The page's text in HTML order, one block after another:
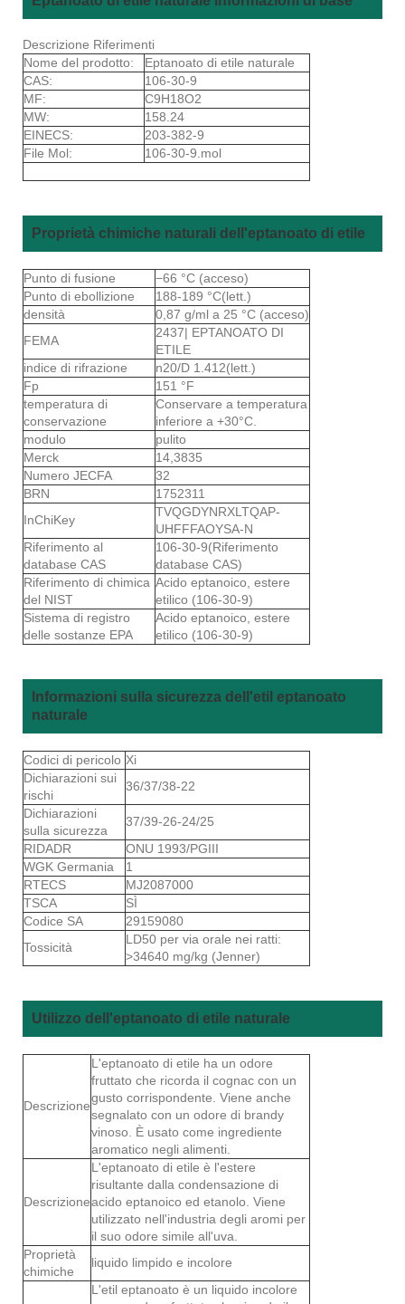
Descrizione Riferimenti
Nome del prodotto:
Eptanoato di etile naturale
CAS:
106-30-9
MF:
C9H18O2
MW:
158.24
EINECS:
203-382-9
File Mol:
106-30-9.mol
Proprietà chimiche naturali dell'eptanoato di etile
Punto di fusione
−66 °C (acceso)
Punto di ebollizione
188-189 °C(lett.)
densità
0,87 g/ml a 25 °C (acceso)
FEMA
2437| EPTANOATO DI
ETILE
indice di rifrazione
n20/D 1.412(lett.)
Fp
151 °F
temperatura di
conservazione
Conservare a temperatura
inferiore a +30°C.
modulo
pulito
Merck
14,3835
Numero JECFA
32
BRN
1752311
InChiKey
TVQGDYNRXLTQAP-
UHFFFAOYSA-N
Riferimento al
database CAS
106-30-9(Riferimento
database CAS)
Riferimento di chimica
del NIST
Acido eptanoico, estere
etilico (106-30-9)
Sistema di registro
delle sostanze EPA
Acido eptanoico, estere
etilico (106-30-9)
Informazioni sulla sicurezza dell'etil eptanoato
naturale
Codici di pericolo Xi
Dichiarazioni sui
rischi
36/37/38-22
Dichiarazioni
sulla sicurezza
37/39-26-24/25
RIDADR
ONU 1993/PGIII
WGK Germania
1
RTECS
MJ2087000
TSCA
SÌ
Codice SA
29159080
Tossicità
LD50 per via orale nei ratti:
>34640 mg/kg (Jenner)
Utilizzo dell'eptanoato di etile naturale
Descrizione
L'eptanoato di etile ha un odore
fruttato che ricorda il cognac con un
gusto corrispondente. Viene anche
segnalato con un odore di brandy
vinoso. È usato come ingrediente
aromatico negli alimenti.
Descrizione
L'eptanoato di etile è l'estere
risultante dalla condensazione di
acido eptanoico ed etanolo. Viene
utilizzato nell'industria degli aromi per
il suo odore simile all'uva.
Proprietà
chimiche
liquido limpido e incolore
L'etil eptanoato è un liquido incolore